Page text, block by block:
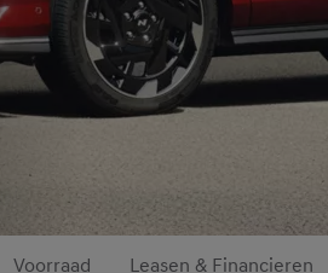
Voorraad Leasen & Financieren